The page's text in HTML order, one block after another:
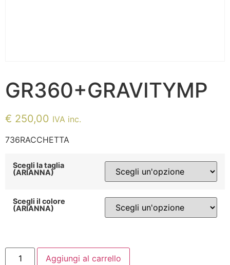
GR360+GRAVITYMP
€ 250,00 IVA inc.
736RACCHETTA
Scegli la taglia
(ARIANNA)
Scegli il colore
(ARIANNA)
GR360+GRAVITYMP
quantità
Aggiungi al carrello